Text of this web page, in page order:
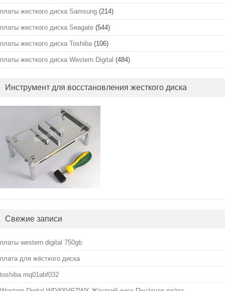
платы жесткого диска Samsung (214)
платы жесткого диска Seagate (544)
платы жесткого диска Toshiba (106)
платы жесткого диска Western Digital (484)
Инструмент для восстановления жесткого диска
Свежие записи
платы western digital 750gb
плата для жёсткого диска
toshiba mq01abf032